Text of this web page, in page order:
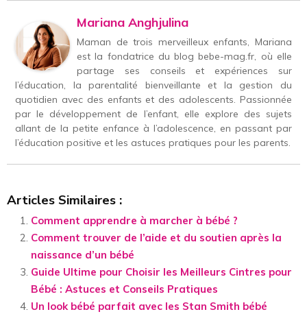
Mariana Anghjulina
Maman de trois merveilleux enfants, Mariana
est la fondatrice du blog bebe-mag.fr, où elle
partage ses conseils et expériences sur
l’éducation, la parentalité bienveillante et la gestion du
quotidien avec des enfants et des adolescents. Passionnée
par le développement de l’enfant, elle explore des sujets
allant de la petite enfance à l’adolescence, en passant par
l’éducation positive et les astuces pratiques pour les parents.
Articles Similaires :
Comment apprendre à marcher à bébé ?
Comment trouver de l’aide et du soutien après la
naissance d’un bébé
Guide Ultime pour Choisir les Meilleurs Cintres pour
Bébé : Astuces et Conseils Pratiques
Un look bébé parfait avec les Stan Smith bébé